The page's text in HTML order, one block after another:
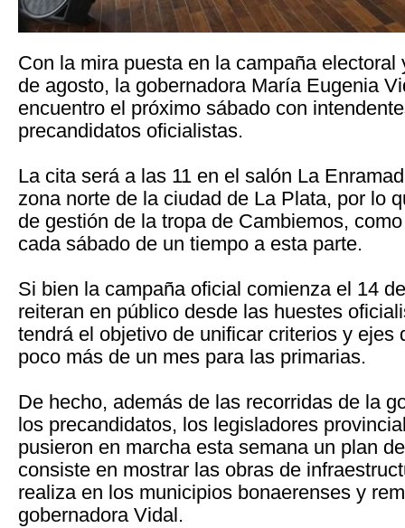
Con la mira puesta en la campaña electoral
de agosto, la gobernadora María Eugenia
encuentro el próximo sábado con
precandidatos oficialistas.
La cita será a las 11 en el salón La
zona norte de la ciudad de La Plata, por lo
de gestión de la tropa de Cambiemos,
cada sábado de un tiempo a esta parte.
Si bien la campaña oficial comienza el 14
reiteran en público desde las huestes
tendrá el objetivo de unificar criterios y ejes
poco más de un mes para las primarias.
De hecho, además de las recorridas de la
los precandidatos, los legisladores
pusieron en marcha esta semana un plan
consiste en mostrar las obras de
realiza en los municipios bonaerenses y
gobernadora Vidal.